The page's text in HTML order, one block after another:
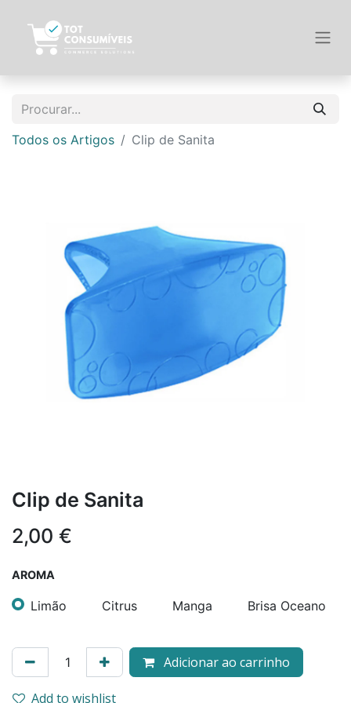
Todos os Artigos Clip de Sanita
Clip de Sanita
2,00 €
AROMA
Limão Citrus Manga Brisa Oceano
Adicionar ao carrinho
Add to wishlist